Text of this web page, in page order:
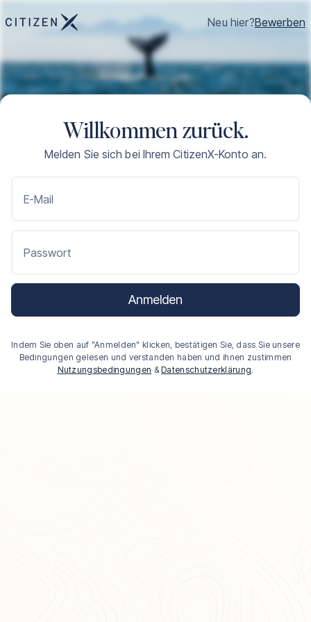
Neu hier?Bewerben
Willkommen zurück.
Melden Sie sich bei Ihrem CitizenX-Konto an.
E-Mail
Passwort
Anmelden
Indem Sie oben auf "Anmelden" klicken, bestätigen Sie, dass Sie unsere
Bedingungen gelesen und verstanden haben und ihnen zustimmen
Nutzungsbedingungen & Datenschutzerklärung.